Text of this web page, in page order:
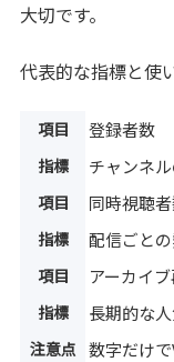
大切です。
代表的な指標と使
項目 登録者数
指標 チャンネ
項目 同時視聴
指標 配信ごと
項目 アーカイ
指標 長期的な
注意点 数字だけ